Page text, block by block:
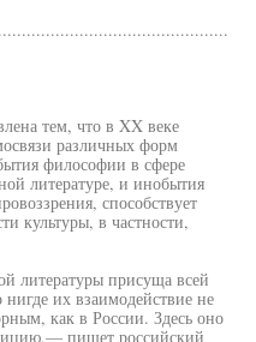
тем, что в XX веке
различных форм
философии в сфере
литературе, и инобытия
способствует
культуры, в частности,
литературы присуща всей
их взаимодействие не
как в России. Здесь оно
пишет российский